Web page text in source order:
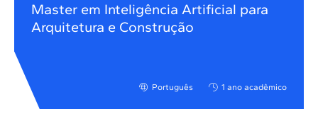
Master em Inteligência Artificial para
Arquitetura e Construção
Português 1 ano acadêmico